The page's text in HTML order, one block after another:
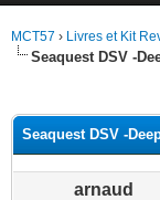
MCT57 › Livres et Kit
Seaquest DSV -
Seaquest DSV -
arnaud